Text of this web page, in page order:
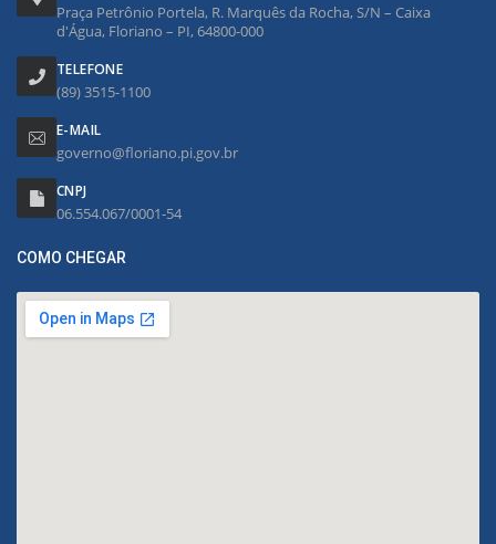
Praça Petrônio Portela, R. Marquês da Rocha, S/N – Caixa
d'Água, Floriano – PI, 64800-000
TELEFONE
(89) 3515-1100
E-MAIL
governo@floriano.pi.gov.br
CNPJ
06.554.067/0001-54
COMO CHEGAR